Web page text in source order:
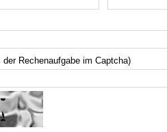
Rechenaufgabe im Captcha)